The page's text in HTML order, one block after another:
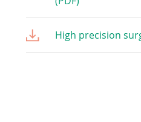
High precision